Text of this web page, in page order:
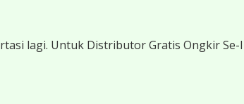
lagi. Untuk Distributor Gratis Ongkir Se-